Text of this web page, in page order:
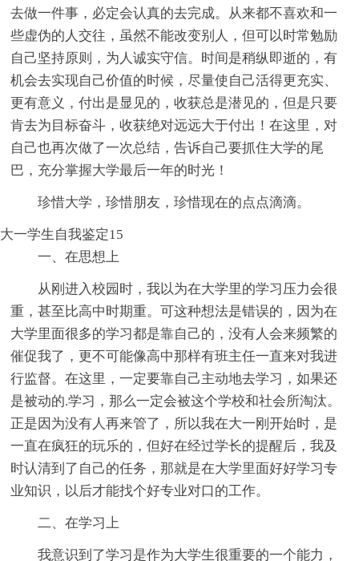
去做一件事，必定会认真的去完成。从来都不喜欢和一
些虚伪的人交往，虽然不能改变别人，但可以时常勉励
自己坚持原则，为人诚实守信。时间是稍纵即逝的，有
机会去实现自己价值的时候，尽量使自己活得更充实、
更有意义，付出是显见的，收获总是潜见的，但是只要
肯去为目标奋斗，收获绝对远远大于付出！在这里，对
自己也再次做了一次总结，告诉自己要抓住大学的尾
巴，充分掌握大学最后一年的时光！
珍惜大学，珍惜朋友，珍惜现在的点点滴滴。
大一学生自我鉴定15
一、在思想上
从刚进入校园时，我以为在大学里的学习压力会很
重，甚至比高中时期重。可这种想法是错误的，因为在
大学里面很多的学习都是靠自己的，没有人会来频繁的
催促我了，更不可能像高中那样有班主任一直来对我进
行监督。在这里，一定要靠自己主动地去学习，如果还
是被动的.学习，那么一定会被这个学校和社会所淘汰。
正是因为没有人再来管了，所以我在大一刚开始时，是
一直在疯狂的玩乐的，但好在经过学长的提醒后，我及
时认清到了自己的任务，那就是在大学里面好好学习专
业知识，以后才能找个好专业对口的工作。
二、在学习上
我意识到了学习是作为大学生很重要的一个能力，